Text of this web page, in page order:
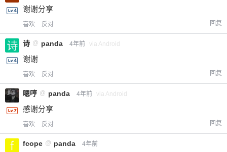
谢谢分享
喜欢 反对 回复
诗 @ panda 4年前 via Android
谢谢
喜欢 反对 回复
嗯哼 @ panda 4年前 via Android
感谢分享
喜欢 反对 回复
fcope @ panda 4年前